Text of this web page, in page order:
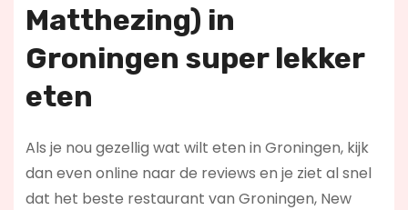
Matthezing) in
Groningen super lekker
eten
Als je nou gezellig wat wilt eten in Groningen, kijk
dan even online naar de reviews en je ziet al snel
dat het beste restaurant van Groningen, New